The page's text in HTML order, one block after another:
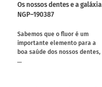
Os nossos dentes e a galáxia
NGP–190387
Sabemos que o fluor é um
importante elemento para a
boa saúde dos nossos dentes,
…